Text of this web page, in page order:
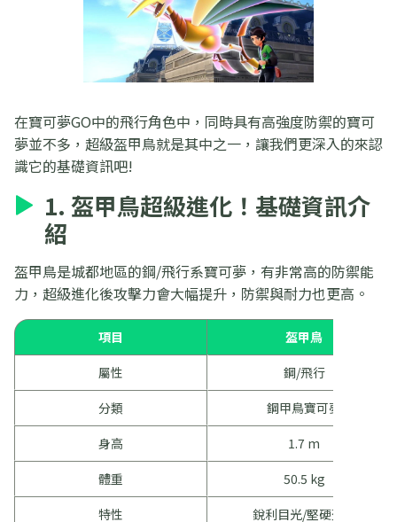
在寶可夢GO中的飛行角色中，同時具有高強度防禦的寶可
夢並不多，超級盔甲鳥就是其中之一，讓我們更深入的來認
識它的基礎資訊吧!
1. 盔甲鳥超級進化！基礎資訊介
紹
盔甲鳥是城都地區的鋼/飛行系寶可夢，有非常高的防禦能
力，超級進化後攻擊力會大幅提升，防禦與耐力也更高。
項目
盔甲鳥
屬性
鋼/飛行
分類
鋼甲鳥寶可夢
身高
1.7 m
體重
50.5 kg
特性
銳利目光/堅硬盔甲